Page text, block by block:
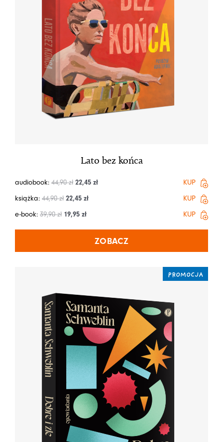
Lato bez końca
audiobook: 44,90zł 22,45 zł
KUP
książka: 44,90zł 22,45 zł
KUP
e-book: 39,90zł 19,95 zł KUP
ZOBACZ
PROMOCJA